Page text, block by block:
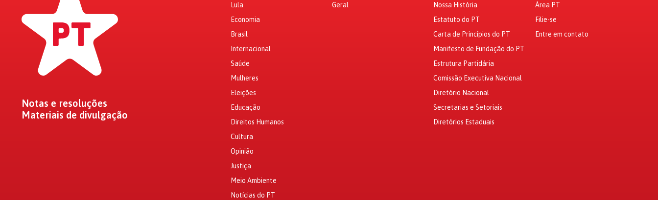
Notas e resoluções
Materiais de divulgação
Lula
Economia
Brasil
Internacional
Saúde
Mulheres
Eleições
Educação
Direitos Humanos
Cultura
Opinião
Justiça
Meio Ambiente
Notícias do PT
Geral
Nossa História
Estatuto do PT
Carta de Princípios do PT
Manifesto de Fundação do PT
Estrutura Partidária
Comissão Executiva Nacional
Diretório Nacional
Secretarias e Setoriais
Diretórios Estaduais
Área PT
Filie-se
Entre em contato